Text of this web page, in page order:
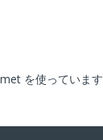
を使っています